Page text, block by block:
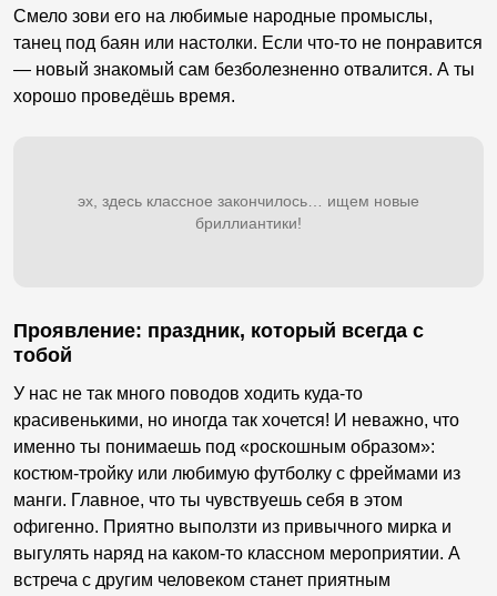
Смело зови его на любимые народные промыслы,
танец под баян или настолки. Если что-то не понравится
— новый знакомый сам безболезненно отвалится. А ты
хорошо проведёшь время.
эх, здесь классное закончилось… ищем новые
бриллиантики!
Проявление: праздник, который всегда с
тобой
У нас не так много поводов ходить куда-то
красивенькими, но иногда так хочется! И неважно, что
именно ты понимаешь под «роскошным образом»:
костюм-тройку или любимую футболку с фреймами из
манги. Главное, что ты чувствуешь себя в этом
офигенно. Приятно выползти из привычного мирка и
выгулять наряд на каком-то классном мероприятии. А
встреча с другим человеком станет приятным